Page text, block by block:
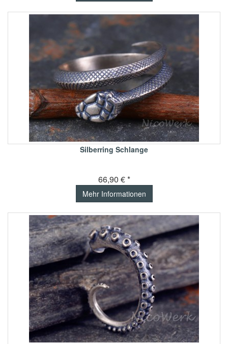
Silberring Schlange
66,90 € *
Mehr Informationen